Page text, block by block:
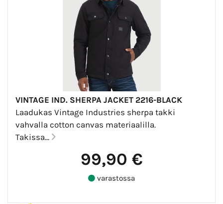
VINTAGE IND. SHERPA JACKET 2216-BLACK
Laadukas Vintage Industries sherpa takki
vahvalla cotton canvas materiaalilla.
Takissa...
99,90 €
varastossa